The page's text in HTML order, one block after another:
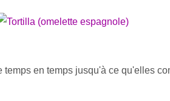
temps en temps jusqu'à ce qu'elles